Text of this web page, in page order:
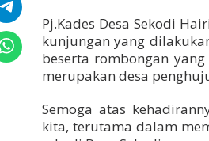
u
n
j
u
a
n
Pj.Kades Desa Sekodi
kunjungan yang
beserta rombongan
merupakan desa
Semoga atas
kita, terutama dalam